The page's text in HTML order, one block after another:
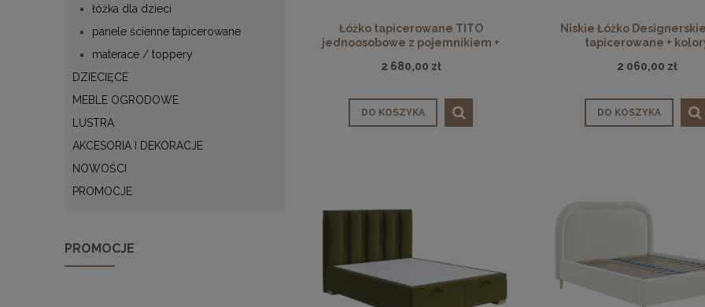
łóżka dla dzieci
panele ścienne tapicerowane
materace / toppery
DZIECIĘCE
MEBLE OGRODOWE
LUSTRA
AKCESORIA I DEKORACJE
NOWOŚCI
PROMOCJE
PROMOCJE
Łóżko tapicerowane TITO
jednoosobowe z pojemnikiem +
2 680,00 zł
DO KOSZYKA
Niskie Łóżko
tapicerowane +
2 060,00 zł
DO KOSZYKA